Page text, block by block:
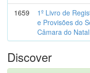
1659
1º Livro de
e Provisões do
Câmara do
Discover